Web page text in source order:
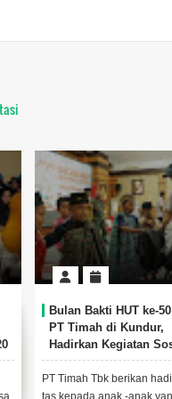
Wabup Rocky Lepas Dua
Calon Anggota
Paskibraka Tingkat
Provinsi Kepri Tahun
Wabup Rocky melepas dua
Paskibraka Kabupaten